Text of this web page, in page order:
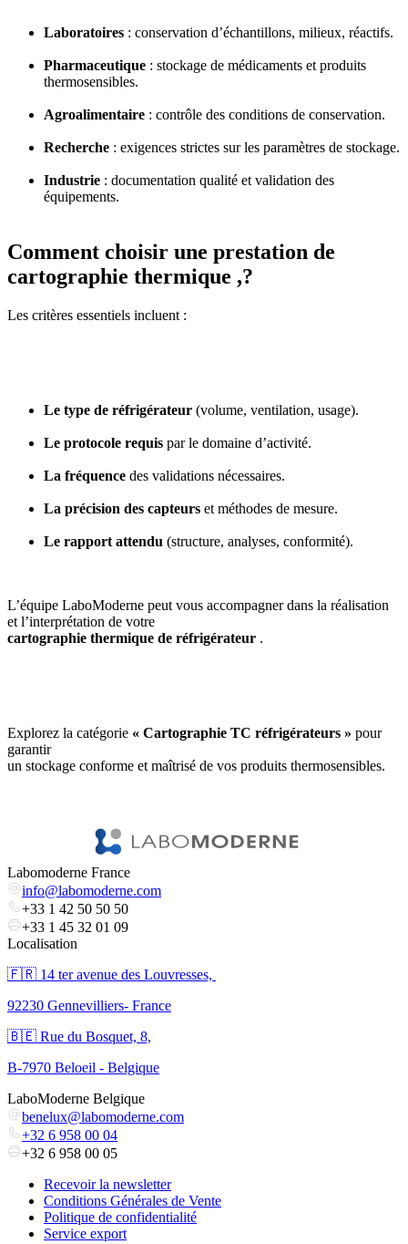
Laboratoires : conservation d’échantillons, milieux, réactifs.
Pharmaceutique : stockage de médicaments et produits
thermosensibles.
Agroalimentaire : contrôle des conditions de conservation.
Recherche : exigences strictes sur les paramètres de stockage.
Industrie : documentation qualité et validation des
équipements.
Comment choisir une prestation de
cartographie thermique ,?
Les critères essentiels incluent :
Le type de réfrigérateur (volume, ventilation, usage).
Le protocole requis par le domaine d’activité.
La fréquence des validations nécessaires.
La précision des capteurs et méthodes de mesure.
Le rapport attendu (structure, analyses, conformité).
L’équipe LaboModerne peut vous accompagner dans la réalisation
et l’interprétation de votre
cartographie thermique de réfrigérateur .
Explorez la catégorie « Cartographie TC réfrigérateurs » pour
garantir
un stockage conforme et maîtrisé de vos produits thermosensibles.
Labomoderne France
info@labomoderne.com
+33 1 42 50 50 50
+33 1 45 32 01 09
Localisation
🇫🇷 ​14 ter avenue des Louvresses,
92230 Gennevilliers- France
🇧🇪 Rue du Bosquet, 8,
B-7970 Beloeil - Belgique
LaboModerne Belgique
benelux@labomoderne.com
+32 6 958 00 04
+32 6 958 00 05
Recevoir la newsletter
Conditions Générales de Vente
Politique de confidentialité
Service export